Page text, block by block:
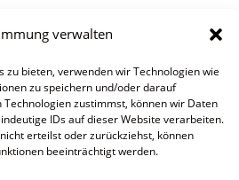
verwalten
zu bieten, verwenden wir Technologien wie
zu speichern und/oder darauf
zustimmst, können wir Daten
IDs auf dieser Website verarbeiten.
erteilst oder zurückziehst, können
beeinträchtigt werden.